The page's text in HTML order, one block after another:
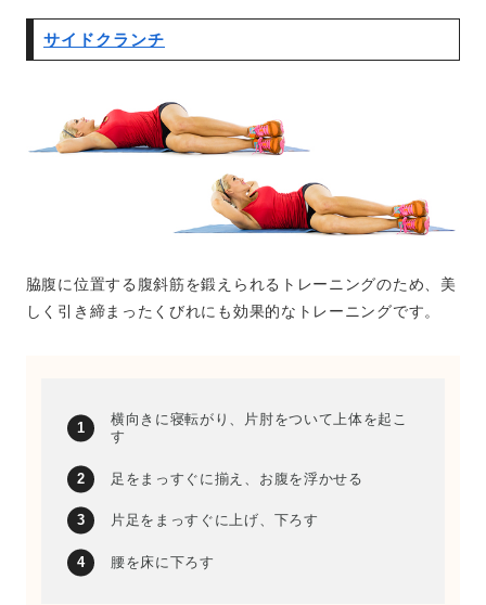
サイドクランチ
脇腹に位置する腹斜筋を鍛えられるトレーニングのため、美
しく引き締まったくびれにも効果的なトレーニングです。
横向きに寝転がり、片肘をついて上体を起こ
す
足をまっすぐに揃え、お腹を浮かせる
片足をまっすぐに上げ、下ろす
腰を床に下ろす